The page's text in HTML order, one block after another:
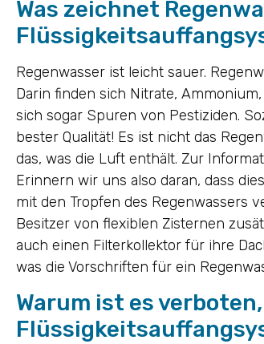
Was zeichnet
Regenwasser ist leicht sauer.
Darin finden sich Nitrate,
sich sogar Spuren von Pestiziden.
bester Qualität! Es ist nicht das
das, was die Luft enthält. Zur
Erinnern wir uns also daran, dass
mit den Tropfen des Regenwassers
Besitzer von flexiblen Zisternen
auch einen Filterkollektor für ihre
was die Vorschriften für ein
Warum ist es